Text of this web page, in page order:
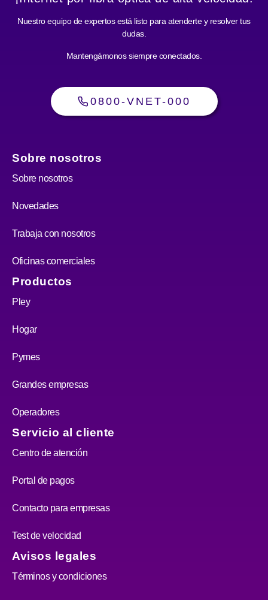
Nuestro equipo de expertos está listo para atenderte y resolver tus
dudas.
Mantengámonos siempre conectados.
0800-VNET-000
Sobre nosotros
Sobre nosotros
Novedades
Trabaja con nosotros
Oficinas comerciales
Productos
Pley
Hogar
Pymes
Grandes empresas
Operadores
Servicio al cliente
Centro de atención
Portal de pagos
Contacto para empresas
Test de velocidad
Avisos legales
Términos y condiciones